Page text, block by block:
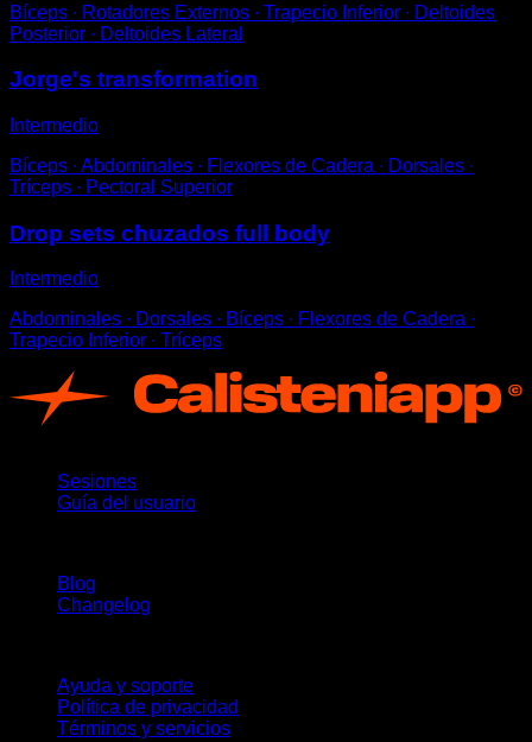
Bíceps ∙ Rotadores Externos ∙ Trapecio Inferior ∙ Deltoides
Posterior ∙ Deltoides Lateral
Jorge's transformation
Intermedio
Bíceps ∙ Abdominales ∙ Flexores de Cadera ∙ Dorsales ∙
Tríceps ∙ Pectoral Superior
Drop sets chuzados full body
Intermedio
Abdominales ∙ Dorsales ∙ Bíceps ∙ Flexores de Cadera ∙
Trapecio Inferior ∙ Tríceps
Sesiones
Guía del usuario
Blog
Changelog
Ayuda y soporte
Política de privacidad
Términos y servicios